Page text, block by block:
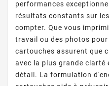
performances
résultats constants sur
compter. Que vous
travail ou des photos
cartouches assurent que
avec la plus grande clarté
détail. La formulation